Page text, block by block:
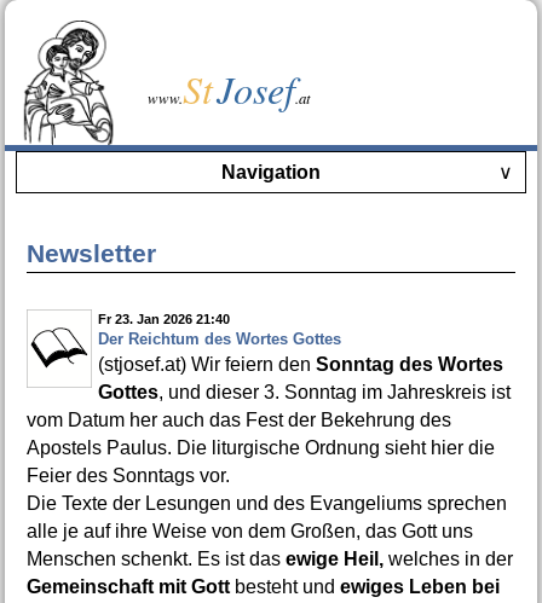
www.StJosef.at
Navigation ∨
Newsletter
Fr 23. Jan 2026 21:40
Der Reichtum des Wortes Gottes
(stjosef.at) Wir feiern den Sonntag des Wortes
Gottes, und dieser 3. Sonntag im Jahreskreis ist
vom Datum her auch das Fest der Bekehrung des
Apostels Paulus. Die liturgische Ordnung sieht hier die
Feier des Sonntags vor.
Die Texte der Lesungen und des Evangeliums sprechen
alle je auf ihre Weise von dem Großen, das Gott uns
Menschen schenkt. Es ist das ewige Heil,welches in der
Gemeinschaft mit Gottbesteht und ewiges Leben bei